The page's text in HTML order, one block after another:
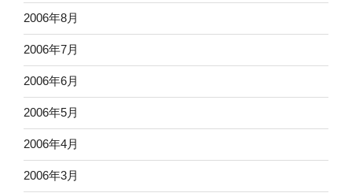
2006年8月
2006年7月
2006年6月
2006年5月
2006年4月
2006年3月